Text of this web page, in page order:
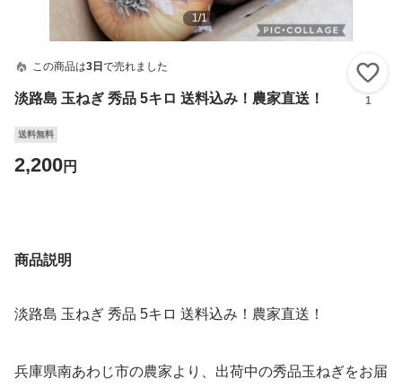
1/1
この商品は3日 で売れました
淡路島 玉ねぎ 秀品 5キロ 送料込み！農家直送！ 1
送料無料
2,200円
商品説明
淡路島 玉ねぎ 秀品 5キロ 送料込み！農家直送！
兵庫県南あわじ市の農家より、出荷中の秀品玉ねぎをお届